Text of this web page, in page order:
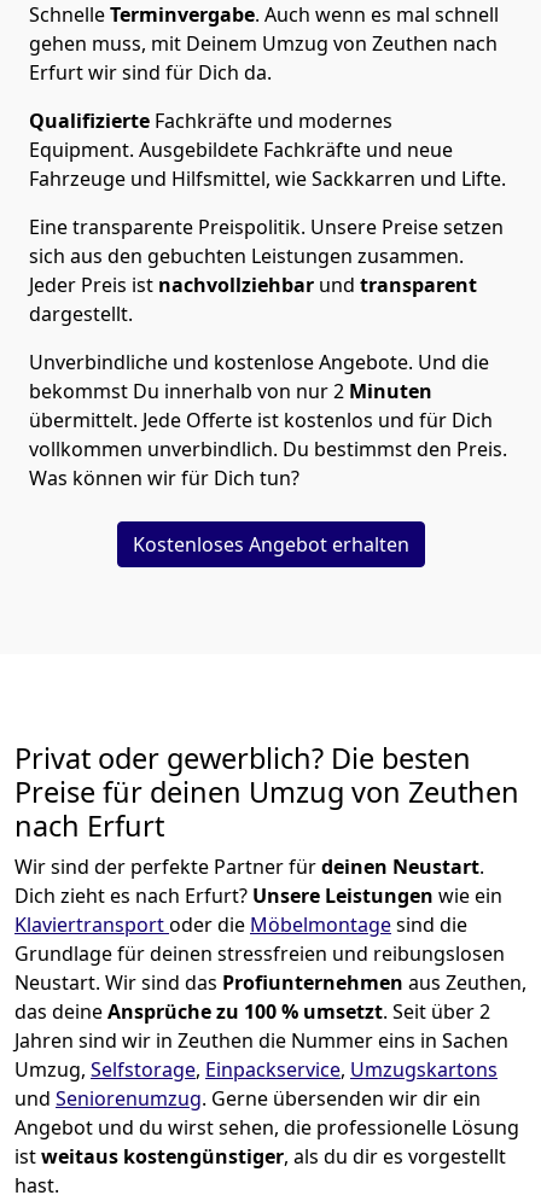
SchnelleTerminvergabe. Auch wenn es mal schnell
gehen muss, mit Deinem Umzug von Zeuthen nach
Erfurt wir sind für Dich da.
Qualifizierte Fachkräfte und modernes
Equipment. Ausgebildete Fachkräfte und neue
Fahrzeuge und Hilfsmittel, wie Sackkarren und Lifte.
Eine transparente Preispolitik. Unsere Preise setzen
sich aus den gebuchten Leistungen zusammen.
Jeder Preis ist nachvollziehbar und transparent
dargestellt.
Unverbindliche und kostenlose Angebote. Und die
bekommst Du innerhalb von nur2 Minuten
übermittelt. Jede Offerte ist kostenlos und für Dich
vollkommen unverbindlich. Du bestimmst den Preis.
Was können wir für Dich tun?
Kostenloses Angebot erhalten
Privat oder gewerblich? Die besten
Preise für deinen Umzug von Zeuthen
nach Erfurt
Wir sind der perfekte Partner fürdeinen Neustart.
Dich zieht es nach Erfurt? Unsere Leistungen wie ein
Klaviertransportoder die Möbelmontagesind die
Grundlage für deinen stressfreien und reibungslosen
Neustart. Wir sind das Profiunternehmen aus Zeuthen,
das deineAnsprüche zu 100 % umsetzt. Seit über 2
Jahren sind wir in Zeuthen die Nummer eins in Sachen
Umzug, Selfstorage, Einpackservice, Umzugskartons
und Seniorenumzug. Gerne übersenden wir dir ein
Angebot und du wirst sehen, die professionelle Lösung
istweitaus kostengünstiger, als du dir es vorgestellt
hast.